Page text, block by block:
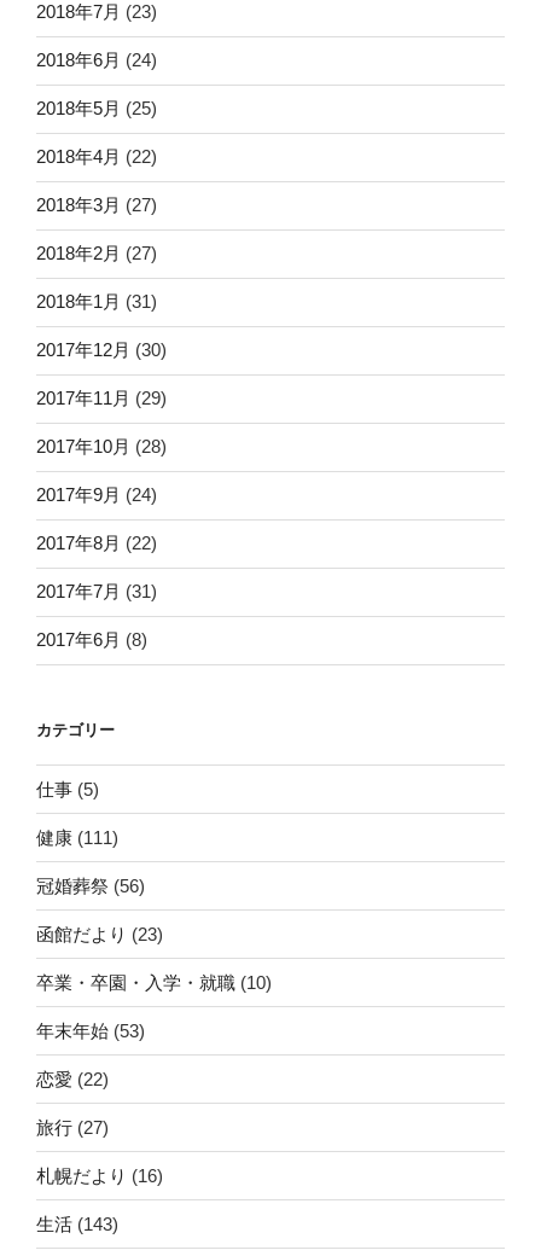
2018年7月 (23)
2018年6月 (24)
2018年5月 (25)
2018年4月 (22)
2018年3月 (27)
2018年2月 (27)
2018年1月 (31)
2017年12月 (30)
2017年11月 (29)
2017年10月 (28)
2017年9月 (24)
2017年8月 (22)
2017年7月 (31)
2017年6月 (8)
カテゴリー
仕事 (5)
健康 (111)
冠婚葬祭 (56)
函館だより (23)
卒業・卒園・入学・就職 (10)
年末年始 (53)
恋愛 (22)
旅行 (27)
札幌だより (16)
生活 (143)